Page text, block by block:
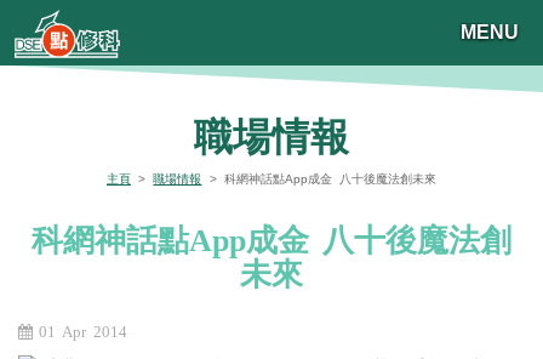
MENU
職場情報
主頁>職場情報 > 科網神話點App成金 八十後魔法創未來
科網神話點App成金 八十後魔法創
未來
01 Apr 2014